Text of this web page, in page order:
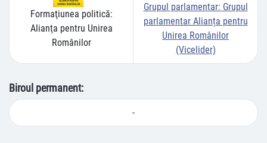
Formaţiunea politică:
Alianţa pentru Unirea
Românilor
Grupul parlamentar: Grupul
parlamentar Alianța pentru
Unirea Românilor
(Vicelider)
Biroul permanent:
-